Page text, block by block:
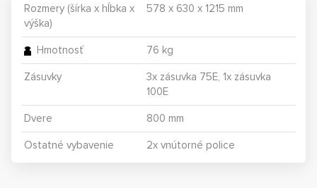
Rozmery (šírka x hĺbka x
výška)
578 x 630 x 1215 mm
Hmotnosť 76 kg
Zásuvky
3x zásuvka 75E, 1x zásuvka
100E
Dvere 800 mm
Ostatné vybavenie 2x vnútorné police